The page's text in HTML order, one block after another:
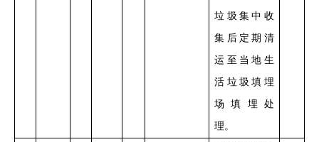
垃圾集中收
集后 定期清
运至 当地 生
活垃圾填埋
场填埋处
理。